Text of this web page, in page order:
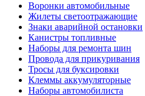
Воронки автомобильные
Жилеты светоотражающие
Знаки аварийной остановки
Канистры топливные
Наборы для ремонта шин
Провода для прикуривания
Тросы для буксировки
Клеммы аккумуляторные
Наборы автомобилиста